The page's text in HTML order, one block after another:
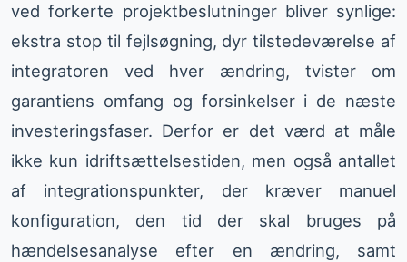
ved forkerte projektbeslutninger bliver synlige:
ekstra stop til fejlsøgning, dyr tilstedeværelse af
integratoren ved hver ændring, tvister om
garantiens omfang og forsinkelser i de næste
investeringsfaser. Derfor er det værd at måle
ikke kun idriftsættelsestiden, men også antallet
af integrationspunkter, der kræver manuel
konfiguration, den tid der skal bruges på
hændelsesanalyse efter en ændring, samt